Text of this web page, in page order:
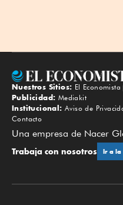
Nuestros Sitios: El Economista
Publicidad: Mediakit
Institucional: Aviso de
Contacto
Una empresa de Nacer
Trabaja con nosotros Ir a la